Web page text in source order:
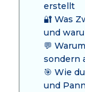
erstellt
🔐 Was
und
💬
sondern
🎯 Wie
und